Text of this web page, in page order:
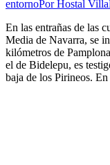
entornoPorHostal
En las entrañas de las
Media de Navarra, se
kilómetros de
el de Bidelepu, es
baja de los Pirineos.